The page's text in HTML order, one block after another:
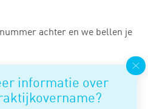
informatie over
achter en we bellen je